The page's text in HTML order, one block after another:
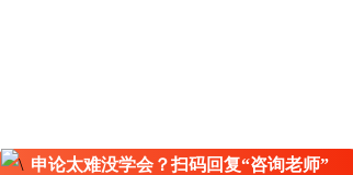
申论太难没学会？扫码回复“咨询老师”